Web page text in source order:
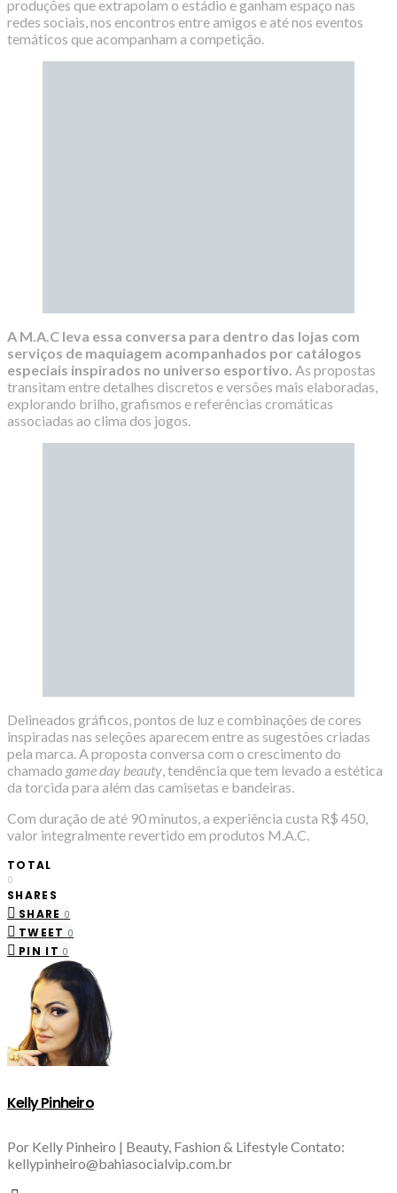
produções que extrapolam o estádio e ganham espaço nas
redes sociais, nos encontros entre amigos e até nos eventos
temáticos que acompanham a competição.
A M.A.C leva essa conversa para dentro das lojas com
serviços de maquiagem acompanhados por catálogos
especiais inspirados no universo esportivo. As propostas
transitam entre detalhes discretos e versões mais elaboradas,
explorando brilho, grafismos e referências cromáticas
associadas ao clima dos jogos.
Delineados gráficos, pontos de luz e combinações de cores
inspiradas nas seleções aparecem entre as sugestões criadas
pela marca. A proposta conversa com o crescimento do
chamado game day beauty , tendência que tem levado a estética
da torcida para além das camisetas e bandeiras.
Com duração de até 90 minutos, a experiência custa R$ 450,
valor integralmente revertido em produtos M.A.C.
TOTAL
0
SHARES
SHARE 0
TWEET 0
PIN IT 0
Kelly Pinheiro
Por Kelly Pinheiro | Beauty, Fashion & Lifestyle Contato:
kellypinheiro@bahiasocialvip.com.br